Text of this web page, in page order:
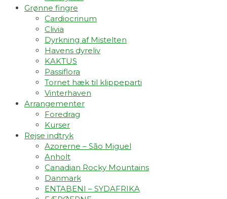
Grønne fingre
Cardiocrinum
Clivia
Dyrkning af Mistelten
Havens dyreliv
KAKTUS
Passiflora
Tornet hæk til klippeparti
Vinterhaven
Arrangementer
Foredrag
Kurser
Rejse indtryk
Azorerne – São Miguel
Anholt
Canadian Rocky Mountains
Danmark
ENTABENI – SYDAFRIKA